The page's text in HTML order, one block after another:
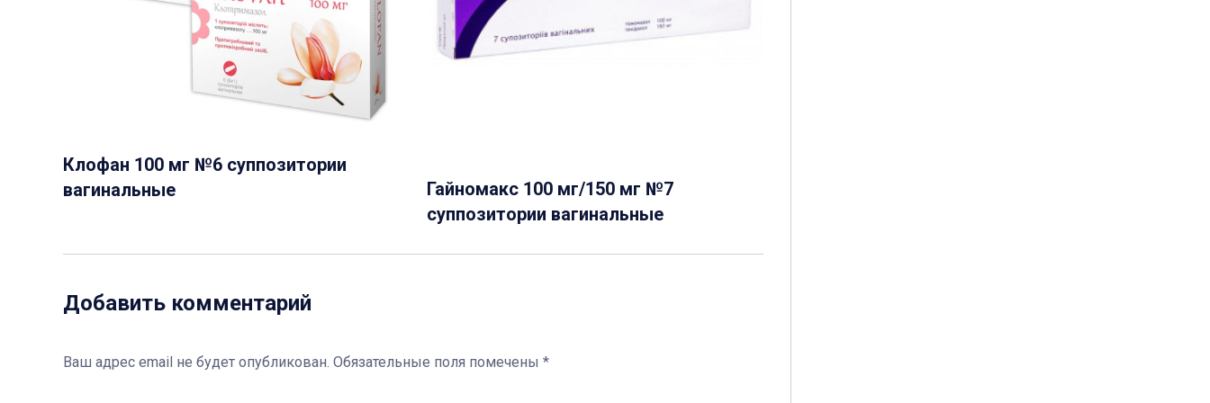
Клофан 100 мг №6 суппозитории
вагинальные
Гайномакс 100 мг/150 мг №7
суппозитории вагинальные
Добавить комментарий
Ваш адрес email не будет опубликован. Обязательные поля помечены *